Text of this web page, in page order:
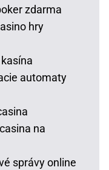
zdarma
hry
automaty
na
správy online